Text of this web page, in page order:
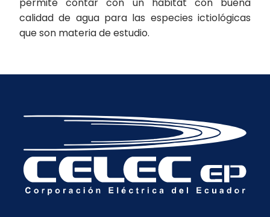
calidad de agua para las especies ictiológicas
que son materia de estudio.